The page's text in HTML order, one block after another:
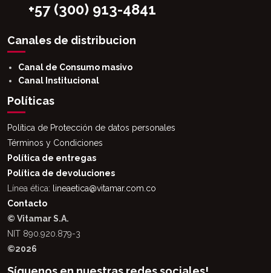
+57 (300) 913-4841
Canales de distribucion
Canal de Consumo masivo
Canal Institucional
Políticas
Política de Protección de datos personales
Términos y Condiciones
Política de entregas
Política de devoluciones
Línea ética: lineaetica@vitamar.com.co
Contacto
© Vitamar S.A.
NIT 890.920.879-3
©2026